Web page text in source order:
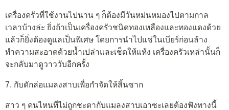
เครื่องครัวที่ใช้งานไปนาน ๆ ก็ต้องมีวันหม่นหมองไปตามกาล
เวลาบ้างล่ะ ยิ่งถ้าเป็นเครื่องครัวชนิดทองเหลืองและทองแดงด้วย
แล้วก็ยิ่งต้องดูแลเป็นพิเศษ โดยการนำไปแช่ในเบียร์ก่อนล้าง
ทำความสะอาดด้วยน้ำเปล่าและเช็ดให้แห้ง เครื่องครัวเหล่านั้นก็
จะกลับมาดูวาววับอีกครั้ง
7. กับดักล่อแมลงสาบเพื่อกำจัดให้สิ้นซาก
สาว ๆ คนไหนที่ไม่ถูกชะตากับแมลงสาบเอาซะเลยต้องฟังทางนี้